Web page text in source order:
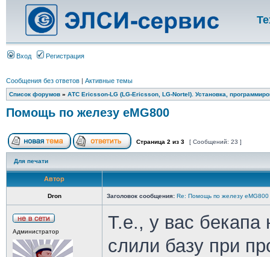
Вход Регистрация
Сообщения без ответов | Активные темы
Список форумов » АТС Ericsson-LG (LG-Ericsson, LG-Nortel). Установка,
Помощь по железу eMG800
Страница 2 из 3 [ Сообщений: 23 ]
Для печати
Автор
Dron Заголовок сообщения: Re: Помощь по железу eMG800
Администратор
Т.е., у вас бекапа
слили базу при